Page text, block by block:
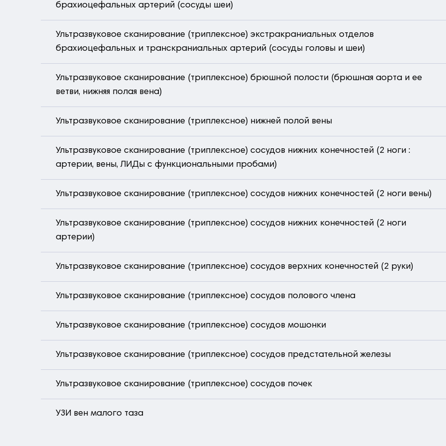
брахиоцефальных артерий (сосуды шеи)
Ультразвуковое сканирование (триплексное) экстракраниальных отделов
брахиоцефальных и транскраниальных артерий (сосуды головы и шеи)
Ультразвуковое сканирование (триплексное) брюшной полости (брюшная аорта и ее
ветви, нижняя полая вена)
Ультразвуковое сканирование (триплексное) нижней полой вены
Ультразвуковое сканирование (триплексное) сосудов нижних конечностей (2 ноги :
артерии, вены, ЛИДы с функциональными пробами)
Ультразвуковое сканирование (триплексное) сосудов нижних конечностей (2 ноги вены)
Ультразвуковое сканирование (триплексное) сосудов нижних конечностей (2 ноги
артерии)
Ультразвуковое сканирование (триплексное) сосудов верхних конечностей (2 руки)
Ультразвуковое сканирование (триплексное) сосудов полового члена
Ультразвуковое сканирование (триплексное) сосудов мошонки
Ультразвуковое сканирование (триплексное) сосудов предстательной железы
Ультразвуковое сканирование (триплексное) сосудов почек
УЗИ вен малого таза